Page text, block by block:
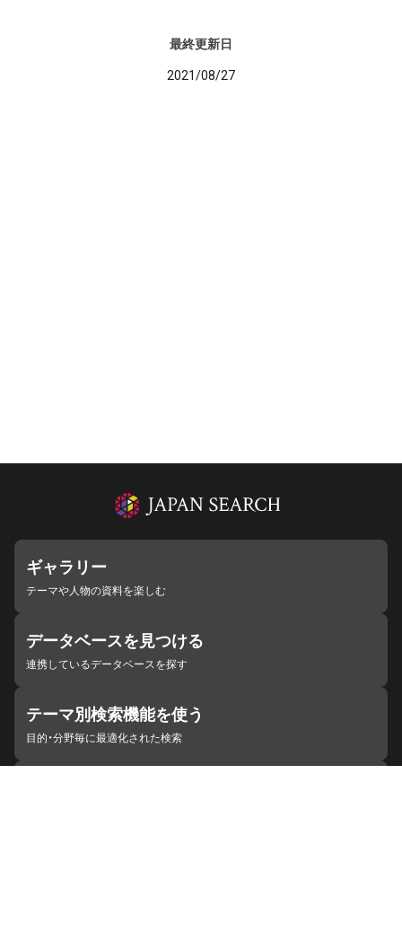
最終更新日
2021/08/27
ギャラリー
テーマや人物の資料を楽しむ
データベースを見つける
連携しているデータベースを探す
テーマ別検索機能を使う
目的・分野毎に最適化された検索